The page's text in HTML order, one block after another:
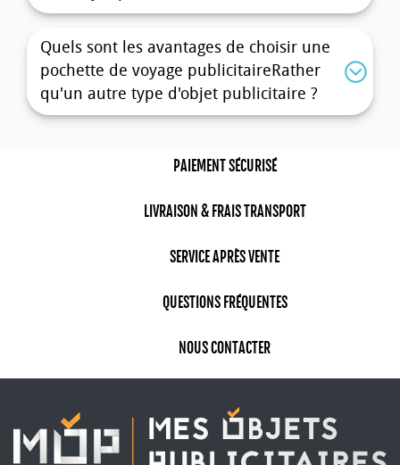
objets jetables, lapochette de voyage
publicitaire vous garantit une exposition
prolongée de votre logo
Visibilité accrue :utilisée en aéroport, en
séminaire ou en déplacement international,
elle assure une visibilité constante de votre
Objet à image premium :grâce aux finitions
accessoire qui valorise votre message.
Que ce soit dans une optique de fidélisation, de
remerciement ou lors d'un salon professionnel,
Quels types de pochettes de
Sur notre site, vous trouverez une large sélection
pochettes de voyage à personnaliser,
Quels sont les avantages de choisir une
pochette de voyage publicitaireRather
qu'un autre type d'objet publicitaire ?
PAIEMENT SÉCURISÉ
LIVRAISON & FRAIS TRANSPORT
SERVICE APRÈS VENTE
QUESTIONS FRÉQUENTES
NOUS CONTACTER